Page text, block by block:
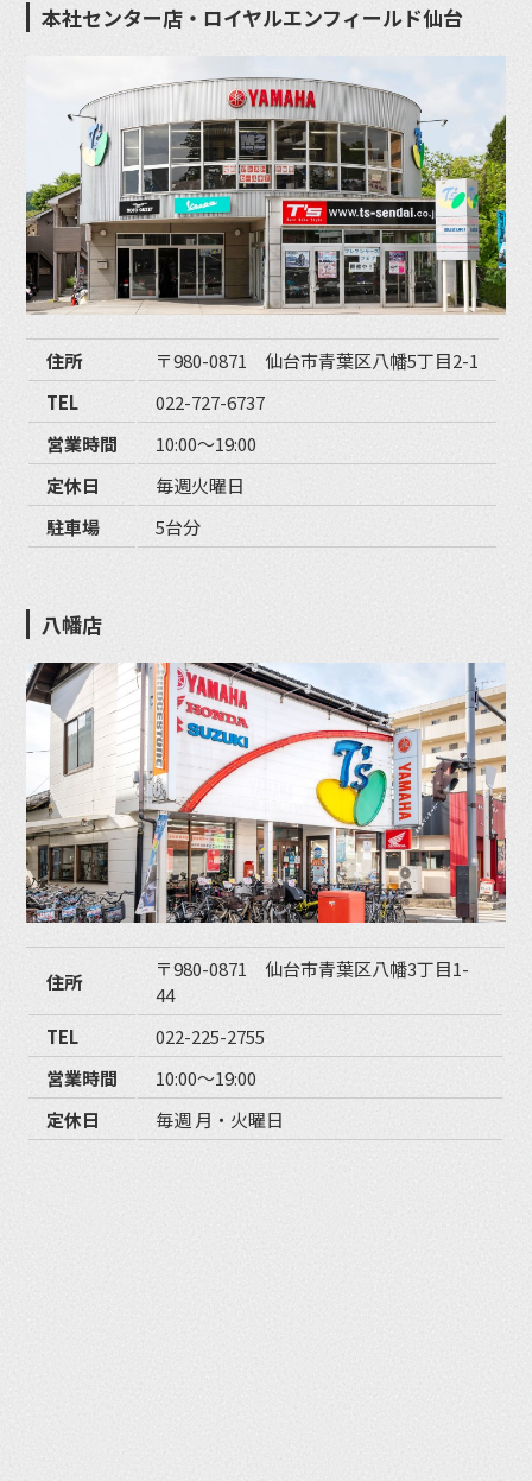
本社センター店・ロイヤルエンフィールド仙台
住所
〒980-0871 仙台市青葉区八幡5丁目2-1
TEL
022-727-6737
営業時間
10:00〜19:00
定休日
毎週火曜日
駐車場
5台分
八幡店
住所
〒980-0871 仙台市青葉区八幡3丁目1-
44
TEL
022-225-2755
営業時間
10:00〜19:00
定休日
毎週 月・火曜日